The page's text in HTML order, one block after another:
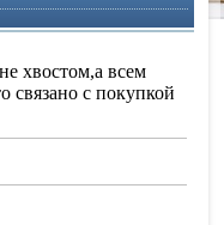
хвостом,а всем
связано с покупкой